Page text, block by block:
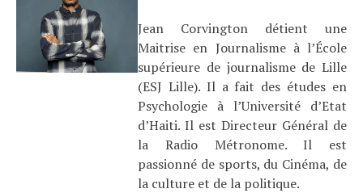
Jean Corvington détient une
Maitrise en Journalisme à l’École
supérieure de journalisme de Lille
(ESJ Lille). Il a fait des études en
Psychologie à l’Université d’Etat
d’Haiti. Il est Directeur Général de
la Radio Métronome. Il est
passionné de sports, du Cinéma, de
la culture et de la politique.